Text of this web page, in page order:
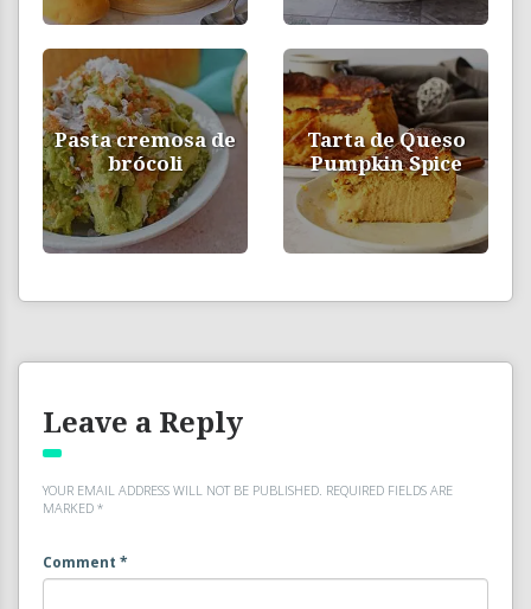
Pasta cremosa de
brócoli
Tarta de Queso
Pumpkin Spice
Leave a Reply
YOUR EMAIL ADDRESS WILL NOT BE PUBLISHED. REQUIRED FIELDS ARE
MARKED *
Comment *